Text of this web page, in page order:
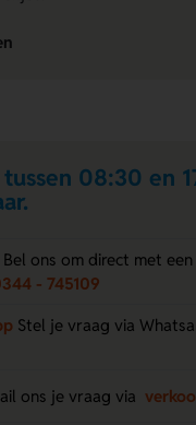
08:30 en
Bel ons om direct met
- 745109
Stel je vraag via
ons je vraag via